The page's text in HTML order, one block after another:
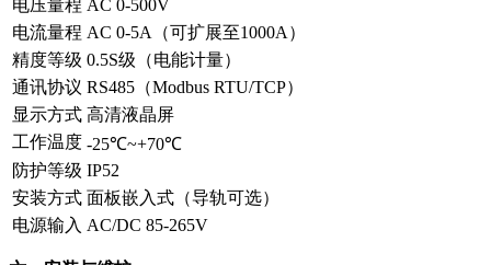
电压量程 AC 0-500V
电流量程 AC 0-5A（可扩展至1000A）
精度等级 0.5S级（电能计量）
通讯协议 RS485（Modbus RTU/TCP）
显示方式 高清液晶屏
工作温度 -25℃~+70℃
防护等级 IP52
安装方式 面板嵌入式（导轨可选）
电源输入 AC/DC 85-265V